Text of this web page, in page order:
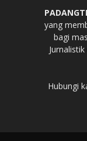
yang
bagi
Hubungi